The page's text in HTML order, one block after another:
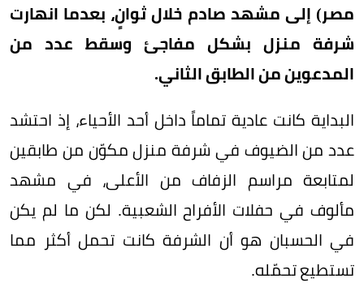
مصر) إلى مشهد صادم خلال ثوانٍ، بعدما انهارت
شرفة منزل بشكل مفاجئ وسقط عدد من
المدعوين من الطابق الثاني.
البداية كانت عادية تماماً داخل أحد الأحياء، إذ احتشد
عدد من الضيوف في شرفة منزل مكوّن من طابقين
لمتابعة مراسم الزفاف من الأعلى، في مشهد
مألوف في حفلات الأفراح الشعبية. لكن ما لم يكن
في الحسبان هو أن الشرفة كانت تحمل أكثر مما
تستطيع تحمّله.